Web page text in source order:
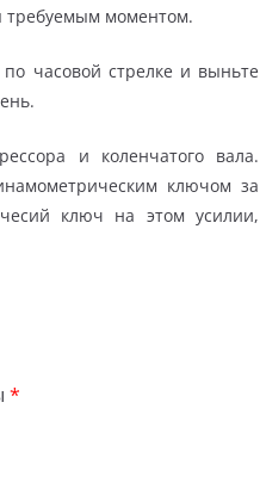
требуемым моментом.
часовой стрелке и выньте
и коленчатого вала.
ключом за
ключ на этом усилии,
*